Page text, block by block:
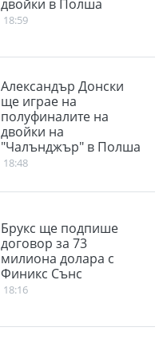
двойки в Полша
18:59
Александър Донски
ще играе на
полуфиналите на
двойки на
"Чалънджър" в Полша
18:48
Брукс ще подпише
договор за 73
милиона долара с
Финикс Сънс
18:16